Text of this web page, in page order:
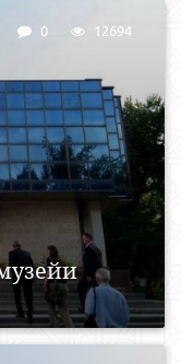
0 12694